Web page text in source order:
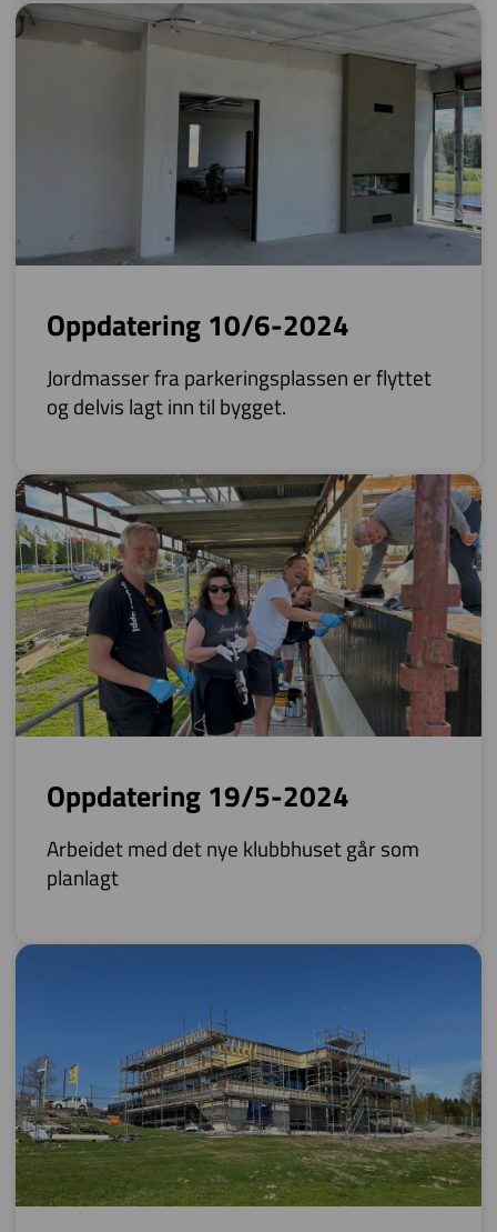
Oppdatering 10/6-2024
Jordmasser fra parkeringsplassen er flyttet
og delvis lagt inn til bygget.
Oppdatering 19/5-2024
Arbeidet med det nye klubbhuset går som
planlagt